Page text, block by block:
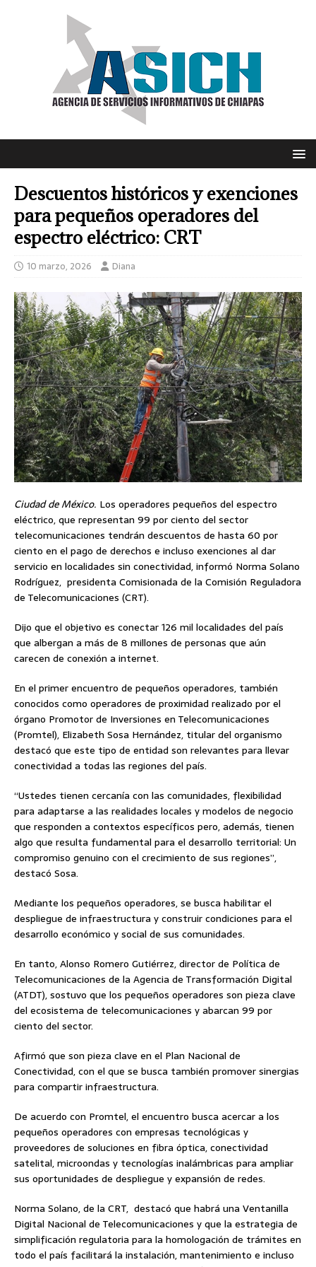
Descuentos históricos y exenciones
para pequeños operadores del
espectro eléctrico: CRT
10 marzo, 2026 Diana
Ciudad de México. Los operadores pequeños del espectro
eléctrico, que representan 99 por ciento del sector
telecomunicaciones tendrán descuentos de hasta 60 por
ciento en el pago de derechos e incluso exenciones al dar
servicio en localidades sin conectividad, informó Norma Solano
Rodríguez, presidenta Comisionada de la Comisión Reguladora
de Telecomunicaciones (CRT).
Dijo que el objetivo es conectar 126 mil localidades del país
que albergan a más de 8 millones de personas que aún
carecen de conexión a internet.
En el primer encuentro de pequeños operadores, también
conocidos como operadores de proximidad realizado por el
órgano Promotor de Inversiones en Telecomunicaciones
(Promtel), Elizabeth Sosa Hernández, titular del organismo
destacó que este tipo de entidad son relevantes para llevar
conectividad a todas las regiones del país.
“Ustedes tienen cercanía con las comunidades, flexibilidad
para adaptarse a las realidades locales y modelos de negocio
que responden a contextos específicos pero, además, tienen
algo que resulta fundamental para el desarrollo territorial: Un
compromiso genuino con el crecimiento de sus regiones”,
destacó Sosa.
Mediante los pequeños operadores, se busca habilitar el
despliegue de infraestructura y construir condiciones para el
desarrollo económico y social de sus comunidades.
En tanto, Alonso Romero Gutiérrez, director de Política de
Telecomunicaciones de la Agencia de Transformación Digital
(ATDT), sostuvo que los pequeños operadores son pieza clave
del ecosistema de telecomunicaciones y abarcan 99 por
ciento del sector.
Afirmó que son pieza clave en el Plan Nacional de
Conectividad, con el que se busca también promover sinergias
para compartir infraestructura.
De acuerdo con Promtel, el encuentro busca acercar a los
pequeños operadores con empresas tecnológicas y
proveedores de soluciones en fibra óptica, conectividad
satelital, microondas y tecnologías inalámbricas para ampliar
sus oportunidades de despliegue y expansión de redes.
Norma Solano, de la CRT, destacó que habrá una Ventanilla
Digital Nacional de Telecomunicaciones y que la estrategia de
simplificación regulatoria para la homologación de trámites en
todo el país facilitará la instalación, mantenimiento e incluso